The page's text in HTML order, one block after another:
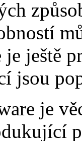
je ještě
jsou
je